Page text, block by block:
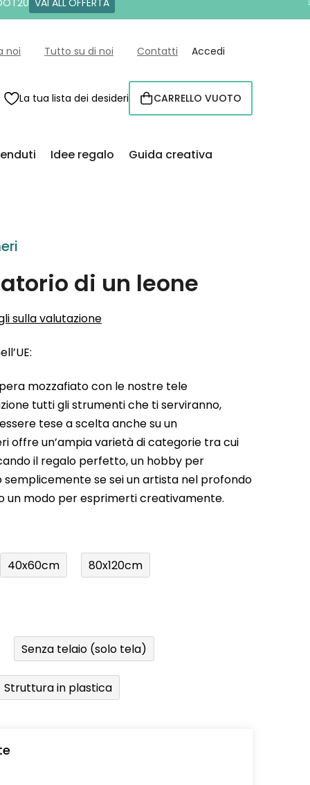
VAI ALL'OFFERTA
noi Tutto su di noi Contatti Accedi
La tua lista dei desideri CARRELLO
CARRELLO VUOTO
Idee regalo Guida creativa
di un leone
sulla valutazione
mozzafiato con le nostre tele
tutti gli strumenti che ti serviranno,
tese a scelta anche su un
offre un’ampia varietà di categorie tra cui
il regalo perfetto, un hobby per
se sei un artista nel profondo
un modo per esprimerti creativamente.
40x60cm 80x120cm
Senza telaio (solo tela)
Struttura in plastica